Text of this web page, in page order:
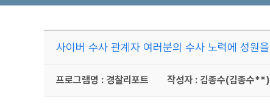
사이버 수사 관계자 여러분의 수사 노력에 성원을
프로그램명 : 경찰리포트 작성자 : 김종수(김종수**)